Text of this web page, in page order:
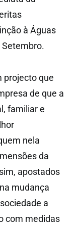
à Águas
Setembro.
projecto que
de que a
familiar e
nela
da
apostados
mudança
a
com medidas